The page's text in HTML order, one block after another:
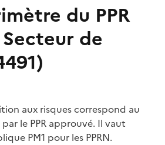
du PPR
de
aux risques correspond au
le PPR approuvé. Il vaut
PM1 pour les PPRN.